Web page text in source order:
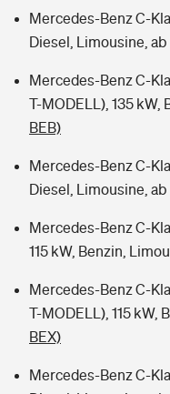
Mercedes-Benz C-
Diesel, Limousine,
Mercedes-Benz C-
T-MODELL), 135 kW,
BEB)
Mercedes-Benz C-
Diesel, Limousine,
Mercedes-Benz C-
115 kW, Benzin,
Mercedes-Benz C-
T-MODELL), 115 kW,
BEX)
Mercedes-Benz C-